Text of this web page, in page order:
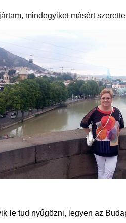
mindegyiket másért
le tud nyűgözni, legyen az